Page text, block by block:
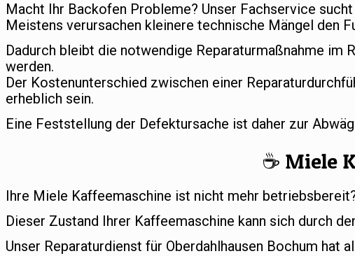
Macht Ihr Backofen Probleme? Unser Fachservice
Meistens verursachen kleinere technische Mängel den
Dadurch bleibt die notwendige Reparaturmaßnahme
werden.
Der Kostenunterschied zwischen einer
erheblich sein.
Eine Feststellung der Defektursache ist daher zur
☕️ Miele
Ihre Miele Kaffeemaschine ist nicht mehr
Dieser Zustand Ihrer Kaffeemaschine kann sich durch
Unser Reparaturdienst für Oberdahlhausen Bochum hat